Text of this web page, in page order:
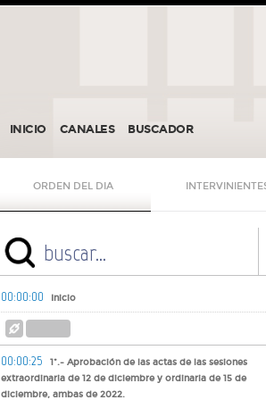
INICIO CANALES BUSCADOR
ORDEN DEL DIA
00:00:00 Inicio
00:00:25
1º.- Aprobación de las actas de las sesiones
extraordinaria de 12 de diciembre y ordinaria de 15 de
diciembre, ambas de 2022.